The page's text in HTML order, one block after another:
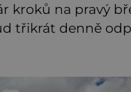
kroků na pravý
třikrát denně